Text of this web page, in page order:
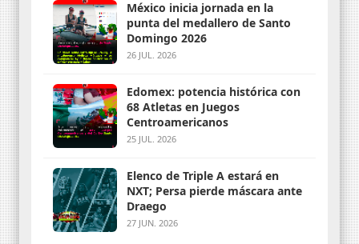
México inicia jornada en la
punta del medallero de Santo
Domingo 2026
26 JUL. 2026
Edomex: potencia histórica con
68 Atletas en Juegos
Centroamericanos
25 JUL. 2026
Elenco de Triple A estará en
NXT; Persa pierde máscara ante
Draego
27 JUN. 2026